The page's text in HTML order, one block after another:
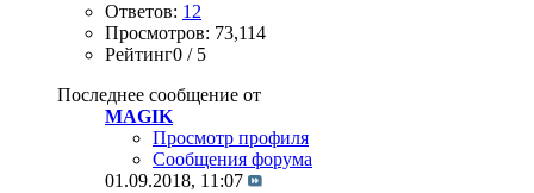
Ответов: 12
Просмотров: 73,114
Рейтинг0 / 5
Последнее сообщение от
MAGIK
Просмотр профиля
Сообщения форума
01.09.2018, 11:07